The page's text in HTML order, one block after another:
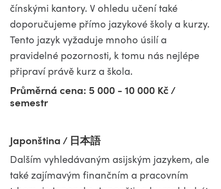
čínskými kantory. V ohledu učení také
doporučujeme přímo jazykové školy a kurzy.
Tento jazyk vyžaduje mnoho úsilí a
pravidelné pozornosti, k tomu nás nejlépe
připraví právě kurz a škola.
Průměrná cena: 5 000 - 10 000 Kč /
semestr
Japonština / 日本語
Dalším vyhledávaným asijským jazykem, ale
také zajímavým finančním a pracovním